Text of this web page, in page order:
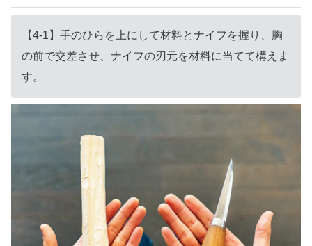
【4-1】手のひらを上にして材料とナイフを握り、胸
の前で交差させ、ナイフの刃元を材料に当てて構えま
す。